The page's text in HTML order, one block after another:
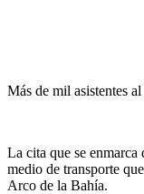
Más de mil asistentes
La cita que se enmarca
medio de transporte
Arco de la Bahía.